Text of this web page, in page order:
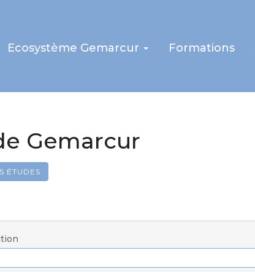
Ecosystème Gemarcur Formations
Gemarcur
ÉTUDES